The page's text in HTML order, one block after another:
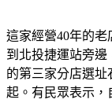
這家經營40年的
到北投捷運站旁邊
的第三家分店選
起。有民眾表示，